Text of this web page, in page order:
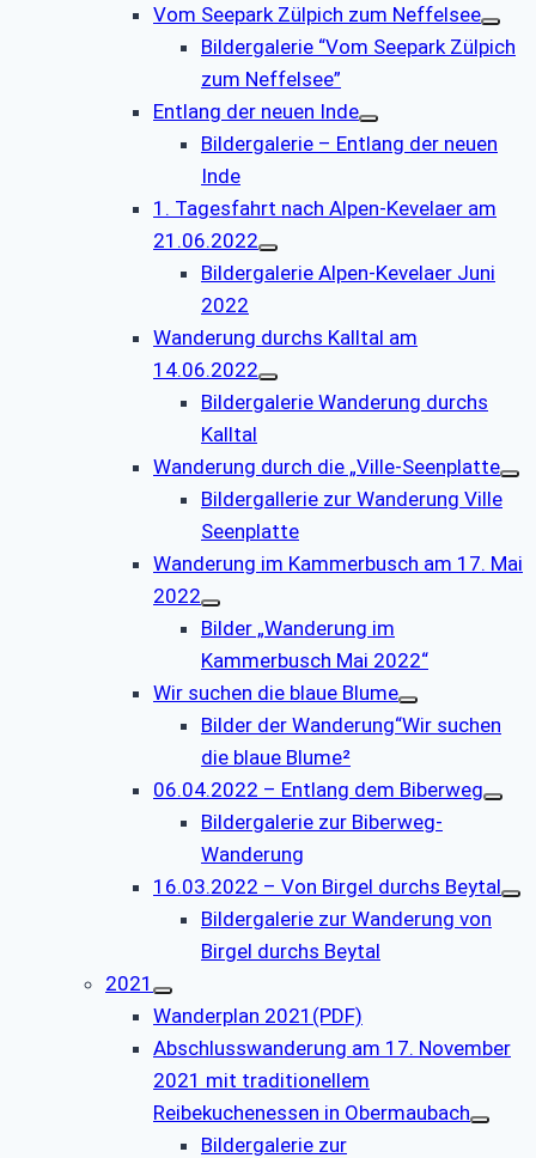
Vom Seepark Zülpich zum Neffelsee
Bildergalerie “Vom Seepark Zülpich
zum Neffelsee”
Entlang der neuen Inde
Bildergalerie – Entlang der neuen
Inde
1. Tagesfahrt nach Alpen-Kevelaer am
21.06.2022
Bildergalerie Alpen-Kevelaer Juni
2022
Wanderung durchs Kalltal am
14.06.2022
Bildergalerie Wanderung durchs
Kalltal
Wanderung durch die „Ville-Seenplatte
Bildergallerie zur Wanderung Ville
Seenplatte
Wanderung im Kammerbusch am 17. Mai
2022
Bilder „Wanderung im
Kammerbusch Mai 2022“
Wir suchen die blaue Blume
Bilder der Wanderung“Wir suchen
die blaue Blume²
06.04.2022 – Entlang dem Biberweg
Bildergalerie zur Biberweg-
Wanderung
16.03.2022 – Von Birgel durchs Beytal
Bildergalerie zur Wanderung von
Birgel durchs Beytal
2021
Wanderplan 2021(PDF)
Abschlusswanderung am 17. November
2021 mit traditionellem
Reibekuchenessen in Obermaubach
Bildergalerie zur